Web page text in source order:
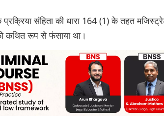
संहिता की धारा 164 (1) के तहत
कथित रूप से फंसाया था।